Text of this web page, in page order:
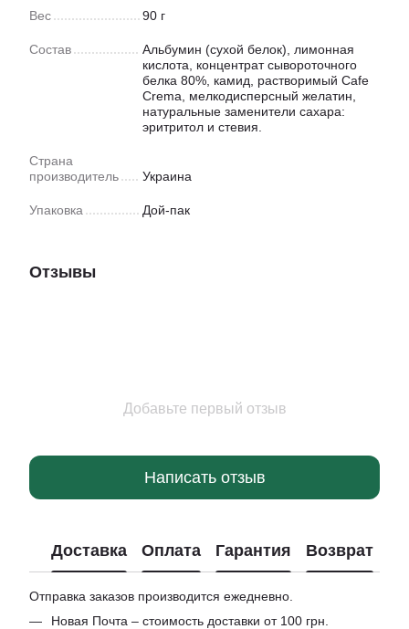
Вес 90 г
Состав
Альбумин (сухой белок), лимонная
кислота, концентрат сывороточного
белка 80%, камид, растворимый Cafe
Crema, мелкодисперсный желатин,
натуральные заменители сахара:
эритритол и стевия.
Страна
производитель
Украина
Упаковка Дой-пак
Отзывы
Добавьте первый отзыв
Написать отзыв
Доставка Оплата Гарантия Возврат
Отправка заказов производится ежедневно.
Новая Почта – стоимость доставки от 100 грн.